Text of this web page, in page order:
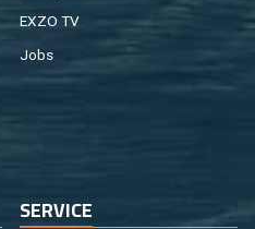
EXZO TV
Jobs
SER­VI­CE